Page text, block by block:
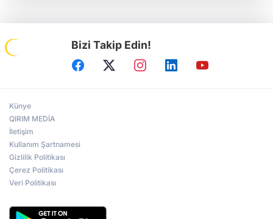
Bizi Takip Edin!
Künye
QIRIM MEDİA
İletişim
Kullanım Şartnamesi
Gizlilik Politikası
Çerez Politikası
Veri Politikası